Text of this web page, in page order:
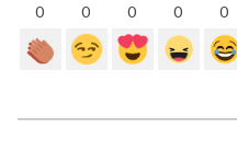
0 0 0 0 0